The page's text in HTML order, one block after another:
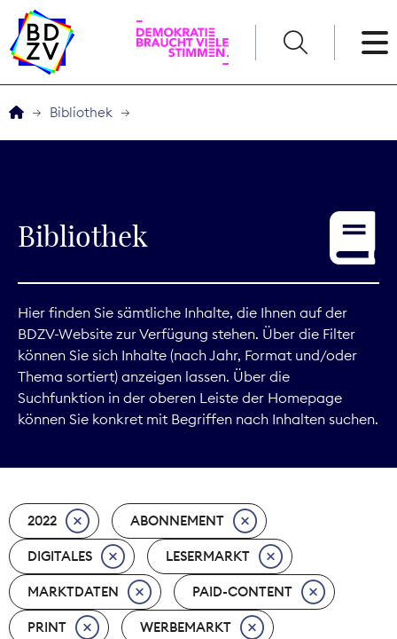
Service
Digitales
Kommunikation
Marktdaten
Nachhaltigkeit
Nachwuchs
Nova Award
Bibliothek
Bibliothek
Hier finden Sie sämtliche Inhalte, die Ihnen auf der
BDZV-Website zur Verfügung stehen. Über die Filter
können Sie sich Inhalte (nach Jahr, Format und/oder
Thema sortiert) anzeigen lassen. Über die
Suchfunktion in der oberen Leiste der Homepage
können Sie konkret mit Begriffen nach Inhalten suchen.
2022 ABONNEMENT
DIGITALES LESERMARKT
MARKTDATEN PAID-CONTENT
PRINT WERBEMARKT